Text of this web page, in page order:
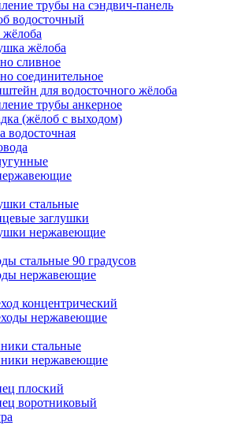
трубы на сэндвич-панель
водосточный
жёлоба
жёлоба
сливное
соединительное
для водосточного жёлоба
трубы анкерное
(жёлоб с выходом)
водосточная
стальные
заглушки
нержавеющие
стальные 90 градусов
нержавеющие
концентрический
нержавеющие
стальные
нержавеющие
плоский
воротниковый